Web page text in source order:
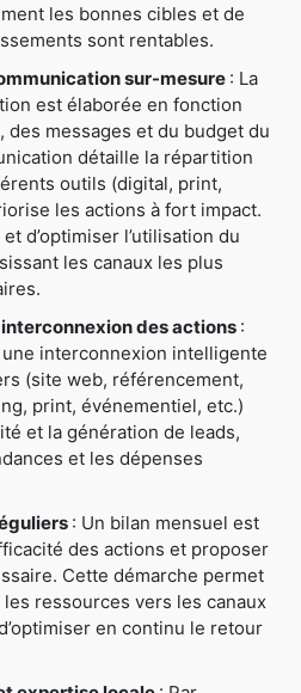
les bonnes cibles et de
sont rentables.
sur-mesure : La
est élaborée en fonction
messages et du budget du
détaille la répartition
outils (digital, print,
les actions à fort impact.
d’optimiser l’utilisation du
les canaux les plus
des actions :
une interconnexion intelligente
(site web, référencement,
print, événementiel, etc.)
et la génération de leads,
et les dépenses
: Un bilan mensuel est
des actions et proposer
Cette démarche permet
ressources vers les canaux
en continu le retour